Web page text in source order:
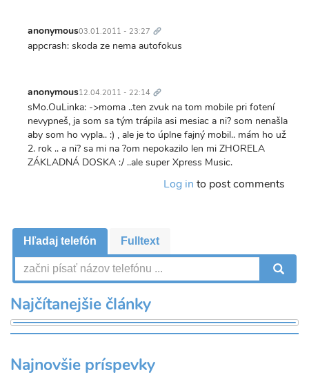
anonymous03.01.2011 - 23:27 odkaz
appcrash: skoda ze nema autofokus
anonymous12.04.2011 - 22:14 odkaz
sMo.OuLinka: ->moma ..ten zvuk na tom mobile pri fotení
nevypneš, ja som sa tým trápila asi mesiac a ni? som nenašla
aby som ho vypla.. :) , ale je to úplne fajný mobil.. mám ho už
2. rok .. a ni? sa mi na ?om nepokazilo len mi ZHORELA
ZÁKLADNÁ DOSKA :/ ..ale super Xpress Music.
Log in to post comments
Hľadaj telefón Fulltext
Najčítanejšie články
Najnovšie príspevky